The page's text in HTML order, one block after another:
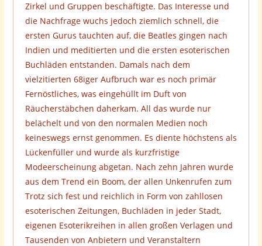
Zirkel und Gruppen beschäftigte. Das Interesse und
die Nachfrage wuchs jedoch ziemlich schnell, die
ersten Gurus tauchten auf, die Beatles gingen nach
Indien und meditierten und die ersten esoterischen
Buchläden entstanden. Damals nach dem
vielzitierten 68iger Aufbruch war es noch primär
Fernöstliches, was eingehüllt im Duft von
Räucherstäbchen daherkam. All das wurde nur
belächelt und von den normalen Medien noch
keineswegs ernst genommen. Es diente höchstens als
Lückenfüller und wurde als kurzfristige
Modeerscheinung abgetan. Nach zehn Jahren wurde
aus dem Trend ein Boom, der allen Unkenrufen zum
Trotz sich fest und reichlich in Form von zahllosen
esoterischen Zeitungen, Buchläden in jeder Stadt,
eigenen Esoterikreihen in allen großen Verlagen und
Tausenden von Anbietern und Veranstaltern